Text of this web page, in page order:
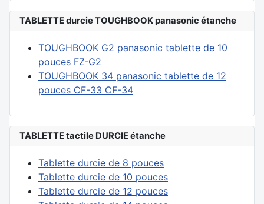
TABLETTE durcie TOUGHBOOK panasonic étanche
TOUGHBOOK G2 panasonic tablette de 10
pouces FZ-G2
TOUGHBOOK 34 panasonic tablette de 12
pouces CF-33 CF-34
TABLETTE tactile DURCIE étanche
Tablette durcie de 8 pouces
Tablette durcie de 10 pouces
Tablette durcie de 12 pouces